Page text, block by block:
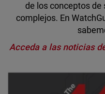
de los conceptos
complejos. En
Acceda a las noticias